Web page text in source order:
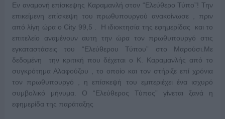
Εν αναμονή επίσκεψης Καραμανλή στον “Ελεύθερο Τύπο”! Την
επικείμενη επίσκεψη του πρωθυπουργού ανακοίνωσε , πριν
από λίγη ώρα ο City 99,5 . Η ιδιοκτησία της εφημερίδας και το
επιτελείο αναμένουν αυτη την ώρα τον πρωθυπουργό στις
εγκαταστάσεις του “Ελεύθερου Τύπου” στο Μαρούσι.Με
δεδομένη την κριτική που δέχεται ο Κ. Καραμανλής από το
συγκρότημα Αλαφούζου , το οποίο και τον στήριξε επί χρόνια
τον πρωθυπουργό , η επίσκεψή του εμπεριέχει ένα ισχυρό
συμβολικό μήνυμα. Ο “Ελεύθερος Τύπος” γίνεται ξανά η
εφημερίδα της παράταξης